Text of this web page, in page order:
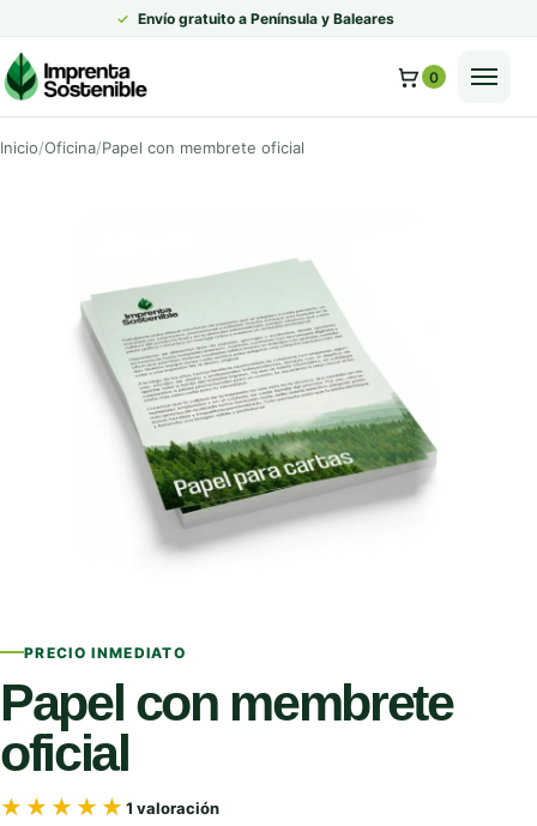
✓ Envío gratuito a Península y Baleares
0
Inicio Oficina Papel con membrete oficial
PRECIO INMEDIATO
Papel con membrete
oficial
★★★★★
★★★★★ 1 valoración